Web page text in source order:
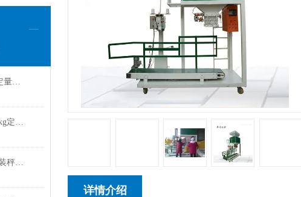
塑料粒子颗粒电脑屏显示自动定量包装秤20-50kg
塑料粒子颗粒气动不锈钢10-50kg定量包装秤设备
20-50kg饲料颗粒不锈钢定量包装秤厂家供应
详情介绍